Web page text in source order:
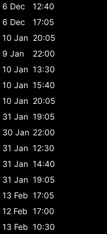
6 Dec
12:40
6 Dec
17:05
10 Jan 20:05
9 Jan
22:00
10 Jan 13:30
10 Jan 15:40
10 Jan 20:05
31 Jan 19:05
30 Jan 22:00
31 Jan 12:30
31 Jan 14:40
31 Jan 19:05
13 Feb 17:05
12 Feb 17:00
13 Feb 10:30